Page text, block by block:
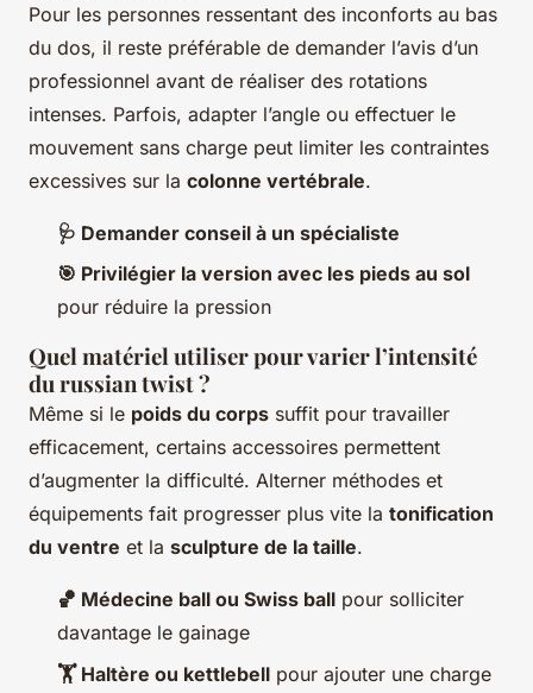
Pour les personnes ressentant des inconforts au bas
du dos, il reste préférable de demander l’avis d’un
professionnel avant de réaliser des rotations
intenses. Parfois, adapter l’angle ou effectuer le
mouvement sans charge peut limiter les contraintes
excessives sur la colonne vertébrale.
🩺 Demander conseil à un spécialiste
🎯 Privilégier la version avec les pieds au sol
pour réduire la pression
Quel matériel utiliser pour varier l’intensité
du russian twist ?
Même si le poids du corps suffit pour travailler
efficacement, certains accessoires permettent
d’augmenter la difficulté. Alterner méthodes et
équipements fait progresser plus vite la tonification
du ventre et la sculpture de la taille.
🏀 Médecine ball ou Swiss ball pour solliciter
davantage le gainage
🏋️ Haltère ou kettlebell pour ajouter une charge